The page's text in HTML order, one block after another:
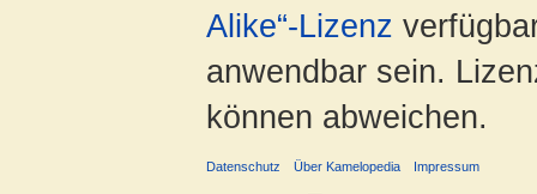
Alike“-Lizenz
anwendbar sein.
können abweichen.
Datenschutz Über Kamelopedia Impressum